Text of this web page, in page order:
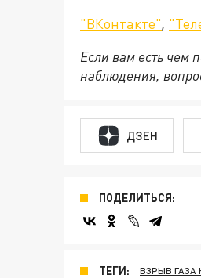
"ВКонтакте",
Если вам есть чем
наблюдения,
ДЗЕН
ПОДЕЛИТЬСЯ:
ТЕГИ: ВЗРЫВ ГАЗА